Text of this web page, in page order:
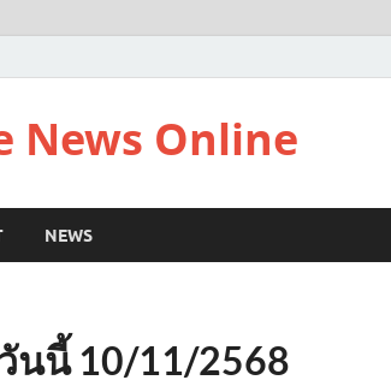
News Online
NEWS
นนี้ 10/11/2568